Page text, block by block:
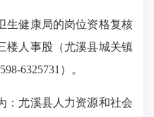
健康局的岗位资格复核
楼人事股（尤溪县城关镇
6325731）。
尤溪县人力资源和社会